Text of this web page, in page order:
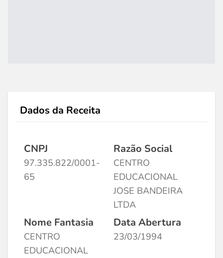
Dados da Receita
CNPJ
97.335.822/0001-
65
Razão Social
CENTRO
EDUCACIONAL
JOSE BANDEIRA
LTDA
Nome Fantasia
CENTRO
EDUCACIONAL
Data Abertura
23/03/1994